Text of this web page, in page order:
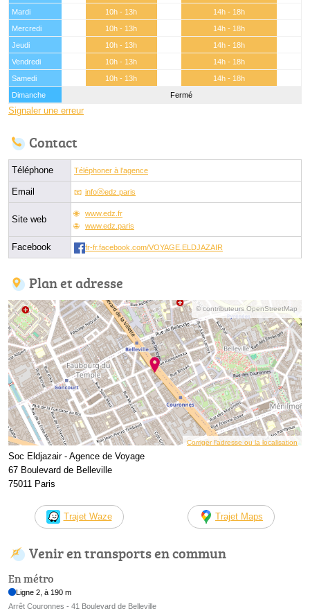
Mardi
10h - 13h
14h - 18h
Mercredi
10h - 13h
14h - 18h
Jeudi
10h - 13h
14h - 18h
Vendredi
10h - 13h
14h - 18h
Samedi
10h - 13h
14h - 18h
Dimanche
Fermé
Signaler une erreur
Contact
Téléphone Téléphoner à l'agence
Email infoⓐedz.paris
Site web
www.edz.fr
www.edz.paris
Facebook fr-fr.facebook.com/VOYAGE.ELDJAZAIR
Plan et adresse
© contributeurs OpenStreetMap
Corriger l’adresse ou la localisation
Soc Eldjazair - Agence de Voyage
67 Boulevard de Belleville
75011 Paris
Trajet Waze Trajet Maps
Venir en transports en commun
En métro
Ligne 2, à 190 m
Arrêt Couronnes - 41 Boulevard de Belleville